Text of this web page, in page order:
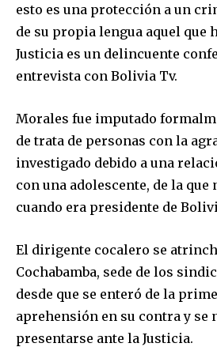
esto es una protección a un
de su propia lengua aquel que
Justicia es un delincuente
entrevista con Bolivia Tv.
Morales fue imputado
de trata de personas con la
investigado debido a una
con una adolescente, de la que
cuando era presidente de
El dirigente cocalero se
Cochabamba, sede de los
desde que se enteró de la
aprehensión en su contra y se
presentarse ante la Justicia.